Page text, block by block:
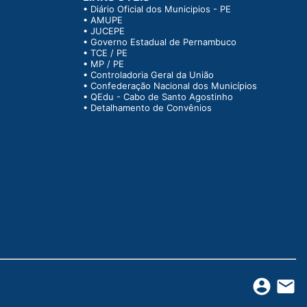
• Diário Oficial dos Municipios - PE
• AMUPE
• JUCEPE
• Governo Estadual de Pernambuco
• TCE / PE
• MP / PE
• Controladoria Geral da União
• Confederação Nacional dos Municípios
• QEdu - Cabo de Santo Agostinho
• Detalhamento de Convênios
account_circle email